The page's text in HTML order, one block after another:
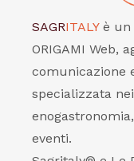
SAGRITALY è un
ORIGAMI Web,
comunicazione
specializzata
eventi.